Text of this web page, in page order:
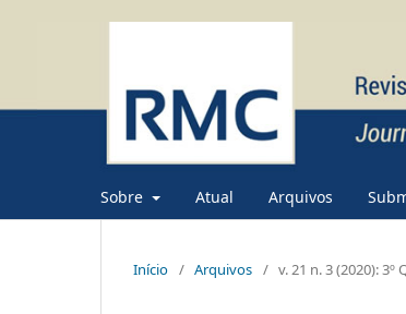
Sobre Atual Arquivos
Início / Arquivos / v. 21 n. 3 (2020):